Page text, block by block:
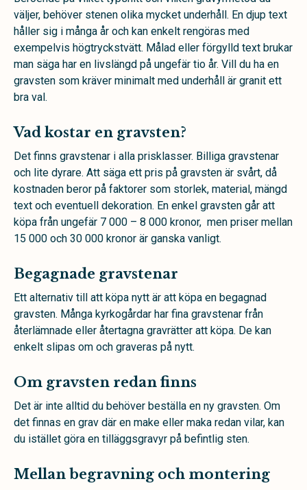
väljer, behöver stenen olika mycket underhåll. En djup text
håller sig i många år och kan enkelt rengöras med
exempelvis högtryckstvätt. Målad eller förgylld text brukar
man säga har en livslängd på ungefär tio år. Vill du ha en
gravsten som kräver minimalt med underhåll är granit ett
bra val.
Vad kostar en gravsten?
Det finns gravstenar i alla prisklasser. Billiga gravstenar
och lite dyrare. Att säga ett pris på gravsten är svårt, då
kostnaden beror på faktorer som storlek, material, mängd
text och eventuell dekoration. En enkel gravsten går att
köpa från ungefär 7 000 – 8 000 kronor, men priser mellan
15 000 och 30 000 kronor är ganska vanligt.
Begagnade gravstenar
Ett alternativ till att köpa nytt är att köpa en begagnad
gravsten. Många kyrkogårdar har fina gravstenar från
återlämnade eller återtagna gravrätter att köpa. De kan
enkelt slipas om och graveras på nytt.
Om gravsten redan finns
Det är inte alltid du behöver beställa en ny gravsten. Om
det finnas en grav där en make eller maka redan vilar, kan
du istället göra en tilläggsgravyr på befintlig sten.
Mellan begravning och montering